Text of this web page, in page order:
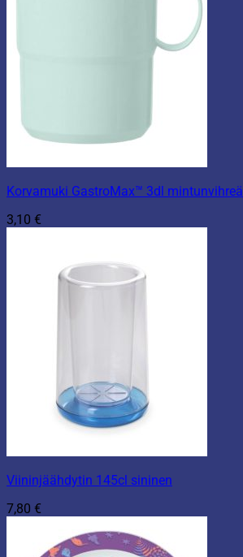
Korvamuki GastroMax™ 3dl mintunvihreä
3,10 €
Viininjäähdytin 145cl sininen
7,80 €